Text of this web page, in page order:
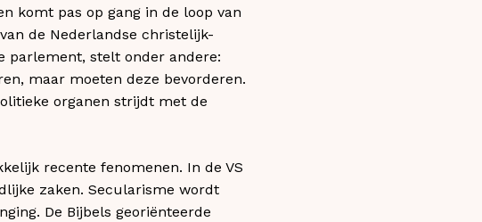
komt pas op gang in de loop van
de Nederlandse christelijk-
parlement, stelt onder andere:
maar moeten deze bevorderen.
organen strijdt met de
recente fenomenen. In de VS
zaken. Secularisme wordt
De Bijbels georiënteerde